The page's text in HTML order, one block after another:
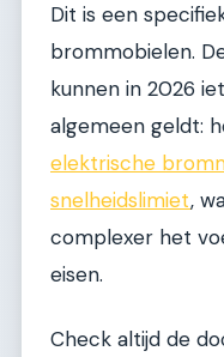
Dit is een
brommobielen.
kunnen in 2026
algemeen geldt:
elektrische
snelheidslimiet,
complexer het
eisen.
Check altijd de